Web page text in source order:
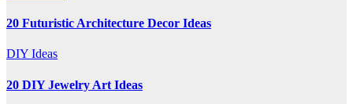
20 Futuristic Architecture Decor Ideas
DIY Ideas
20 DIY Jewelry Art Ideas